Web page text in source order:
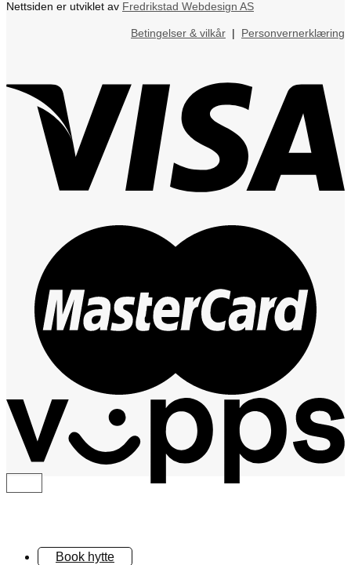
Nettsiden er utviklet av Fredrikstad Webdesign AS
Betingelser & vilkår Personvernerklæring
Book hytte